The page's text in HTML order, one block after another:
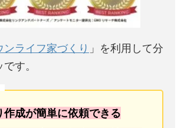
ンライフ家づくり 」を利用して分
す。
作成が簡単に依頼できる